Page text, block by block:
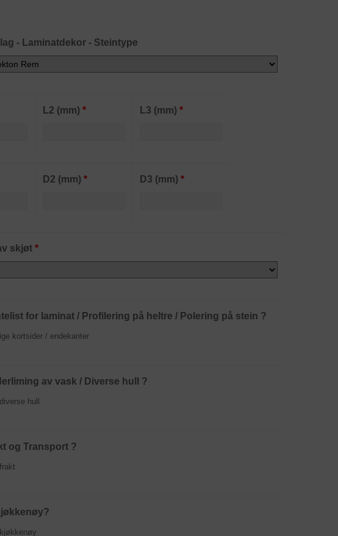
- Laminatdekor - Steintype
L2 (mm) * L3 (mm)*
D2 (mm) * D3 (mm)*
skjøt *
for laminat / Profilering på heltre / Polering på stein ?
kortsider / endekanter
av vask / Diverse hull ?
hull
og Transport ?